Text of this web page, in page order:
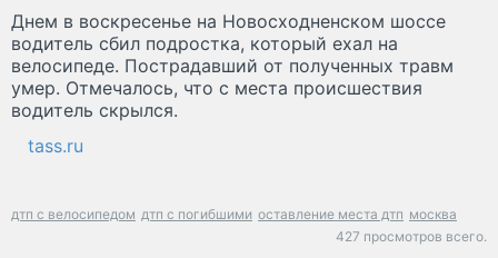
Днем в воскресенье на Новосходненском шоссе
водитель сбил подростка, который ехал на
велосипеде. Пострадавший от полученных травм
умер. Отмечалось, что с места происшествия
водитель скрылся.
tass.ru
дтп с велосипедом дтп с погибшими оставление места дтп москва
427 просмотров всего.